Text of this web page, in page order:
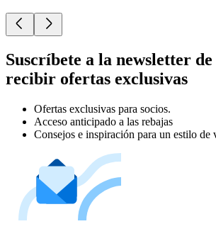
Suscríbete a la newsletter
recibir ofertas exclusivas
Ofertas exclusivas para socios.
Acceso anticipado a las rebajas
Consejos e inspiración para un estilo de